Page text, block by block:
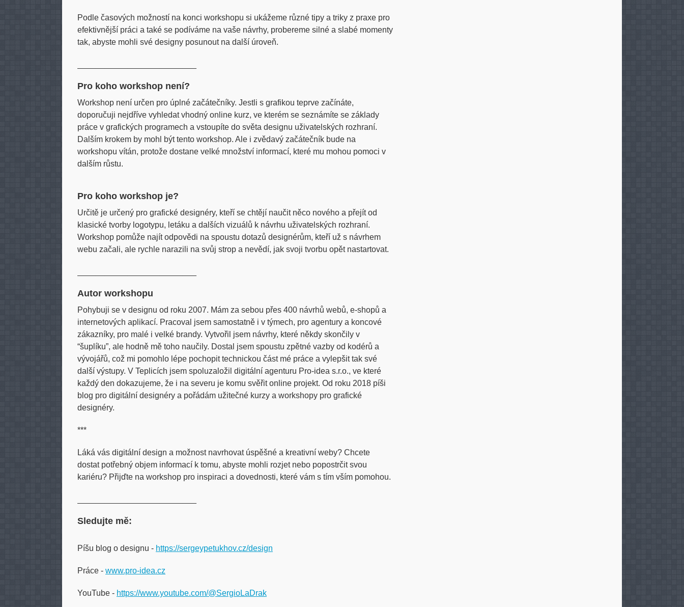
Podle časových možností na konci workshopu si ukážeme různé tipy a triky z praxe pro
efektivnější práci a také se podíváme na vaše návrhy, probereme silné a slabé momenty
tak, abyste mohli své designy posunout na další úroveň.
Pro koho workshop není?
Workshop není určen pro úplné začátečníky. Jestli s grafikou teprve začínáte,
doporučuji nejdříve vyhledat vhodný online kurz, ve kterém se seznámíte se základy
práce v grafických programech a vstoupíte do světa designu uživatelských rozhraní.
Dalším krokem by mohl být tento workshop. Ale i zvědavý začátečník bude na
workshopu vítán, protože dostane velké množství informací, které mu mohou pomoci v
dalším růstu.
Pro koho workshop je?
Určitě je určený pro grafické designéry, kteří se chtějí naučit něco nového a přejít od
klasické tvorby logotypu, letáku a dalších vizuálů k návrhu uživatelských rozhraní.
Workshop pomůže najít odpovědi na spoustu dotazů designérům, kteří už s návrhem
webu začali, ale rychle narazili na svůj strop a nevědí, jak svoji tvorbu opět nastartovat.
Autor workshopu
Pohybuji se v designu od roku 2007. Mám za sebou přes 400 návrhů webů, e-shopů a
internetových aplikací. Pracoval jsem samostatně i v týmech, pro agentury a koncové
zákazníky, pro malé i velké brandy. Vytvořil jsem návrhy, které někdy skončily v
“šuplíku”, ale hodně mě toho naučily. Dostal jsem spoustu zpětné vazby od kodérů a
vývojářů, což mi pomohlo lépe pochopit technickou část mé práce a vylepšit tak své
další výstupy. V Teplicích jsem spoluzaložil digitální agenturu Pro-idea s.r.o., ve které
každý den dokazujeme, že i na severu je komu svěřit online projekt. Od roku 2018 píši
blog pro digitální designéry a pořádám užitečné kurzy a workshopy pro grafické
designéry.
***
Láká vás digitální design a možnost navrhovat úspěšné a kreativní weby? Chcete
dostat potřebný objem informací k tomu, abyste mohli rozjet nebo popostrčit svou
kariéru? Přijďte na workshop pro inspiraci a dovednosti, které vám s tím vším pomohou.
Sledujte mě:
Píšu blog o designu - https://sergeypetukhov.cz/design
Práce - www.pro-idea.cz
YouTube - https://www.youtube.com/@SergioLaDrak